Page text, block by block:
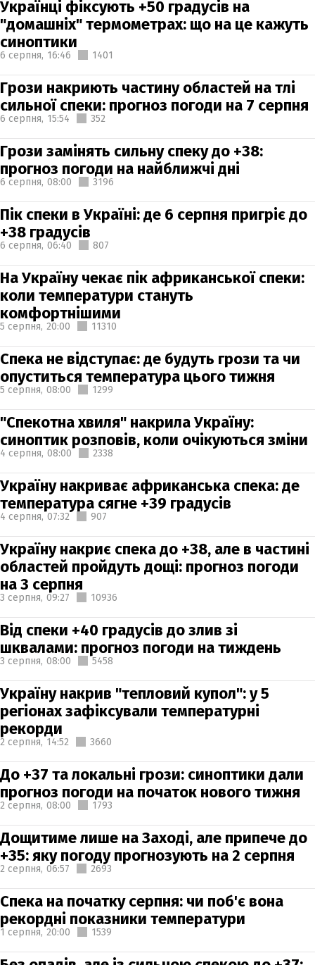
Українці фіксують +50 градусів на
"домашніх" термометрах: що на це кажуть
синоптики
6 серпня, 16:46 1401
Грози накриють частину областей на тлі
сильної спеки: прогноз погоди на 7 серпня
6 серпня, 15:54 352
Грози замінять сильну спеку до +38:
прогноз погоди на найближчі дні
6 серпня, 08:00 3196
Пік спеки в Україні: де 6 серпня пригріє до
+38 градусів
6 серпня, 06:40 807
На Україну чекає пік африканської спеки:
коли температури стануть
комфортнішими
5 серпня, 20:00 11310
Спека не відступає: де будуть грози та чи
опуститься температура цього тижня
5 серпня, 08:00 1299
"Спекотна хвиля" накрила Україну:
синоптик розповів, коли очікуються зміни
4 серпня, 08:00 2338
Україну накриває африканська спека: де
температура сягне +39 градусів
4 серпня, 07:32 907
Україну накриє спека до +38, але в частині
областей пройдуть дощі: прогноз погоди
на 3 серпня
3 серпня, 09:27 10936
Від спеки +40 градусів до злив зі
шквалами: прогноз погоди на тиждень
3 серпня, 08:00 5458
Україну накрив "тепловий купол": у 5
регіонах зафіксували температурні
рекорди
2 серпня, 14:52 3660
До +37 та локальні грози: синоптики дали
прогноз погоди на початок нового тижня
2 серпня, 08:00 1793
Дощитиме лише на Заході, але припече до
+35: яку погоду прогнозують на 2 серпня
2 серпня, 06:57 2693
Спека на початку серпня: чи поб'є вона
рекордні показники температури
1 серпня, 20:00 1539